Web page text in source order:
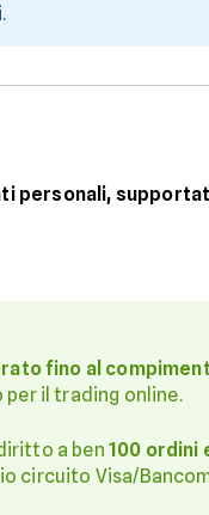
personali,
fino al
il trading online.
a ben 100 ordini
circuito Visa/